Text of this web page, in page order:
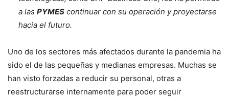
a las PYMES continuar con su operación y proyectarse
hacia el futuro.
Uno de los sectores más afectados durante la pandemia ha
sido el de las pequeñas y medianas empresas. Muchas se
han visto forzadas a reducir su personal, otras a
reestructurarse internamente para poder seguir